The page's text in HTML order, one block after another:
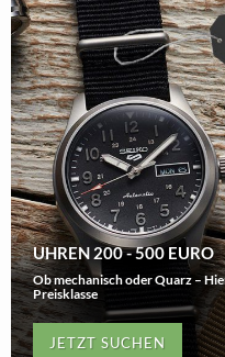
UHREN 200 - 500 EURO
Ob mechanisch oder Quarz –
Preisklasse
JETZT SUCHEN